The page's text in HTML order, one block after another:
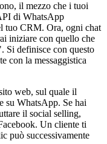
il mezzo che i tuoi
di WhatsApp
tuo CRM. Ora, ogni chat
iniziare con quello che
Si definisce con questo
con la messaggistica
web, sul quale il
su WhatsApp. Se hai
il social selling,
Un cliente ti
può successivamente